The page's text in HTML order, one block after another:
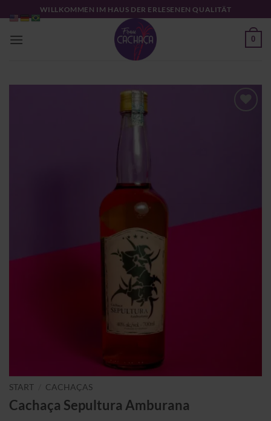
Inhalt
springen
WILLKOMMEN IM HAUS DER ERLESENEN QUALITÄT
0
START CACHAÇAS
Cachaça Sepultura Amburana